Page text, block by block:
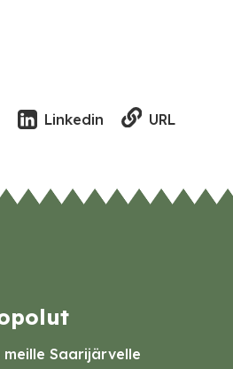
Linkedin URL
meille Saarijärvelle